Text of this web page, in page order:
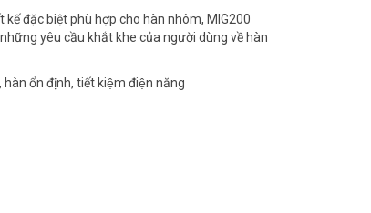
đặc biệt phù hợp cho hàn nhôm, MIG200
yêu cầu khắt khe của người dùng về hàn
ổn định, tiết kiệm điện năng